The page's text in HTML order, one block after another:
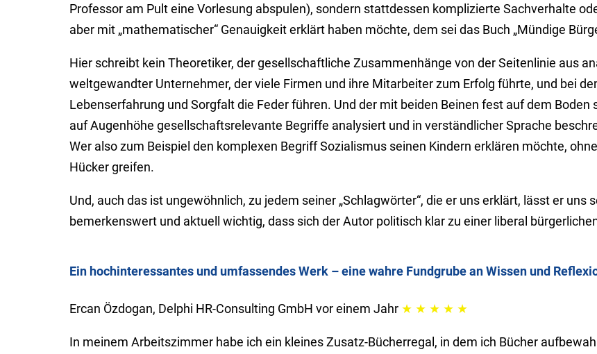
Professor am Pult eine Vorlesung abspulen), sondern stattdessen komplizierte Sachverhalte
aber mit „mathematischer“ Genauigkeit erklärt haben möchte, dem sei das Buch „Mündige
Hier schreibt kein Theoretiker, der gesellschaftliche Zusammenhänge von der Seitenlinie aus
weltgewandter Unternehmer, der viele Firmen und ihre Mitarbeiter zum Erfolg führte, und bei
Lebenserfahrung und Sorgfalt die Feder führen. Und der mit beiden Beinen fest auf dem
auf Augenhöhe gesellschaftsrelevante Begriffe analysiert und in verständlicher Sprache
Wer also zum Beispiel den komplexen Begriff Sozialismus seinen Kindern erklären möchte,
Hücker greifen.
Und, auch das ist ungewöhnlich, zu jedem seiner „Schlagwörter“, die er uns erklärt, lässt er uns
bemerkenswert und aktuell wichtig, dass sich der Autor politisch klar zu einer liberal
Ein hochinteressantes und umfassendes Werk – eine wahre Fundgrube an Wissen und
Ercan Özdogan, Delphi HR-Consulting GmbH vor einem Jahr ★ ★ ★ ★ ★
In meinem Arbeitszimmer habe ich ein kleines Zusatz-Bücherregal, in dem ich Bücher